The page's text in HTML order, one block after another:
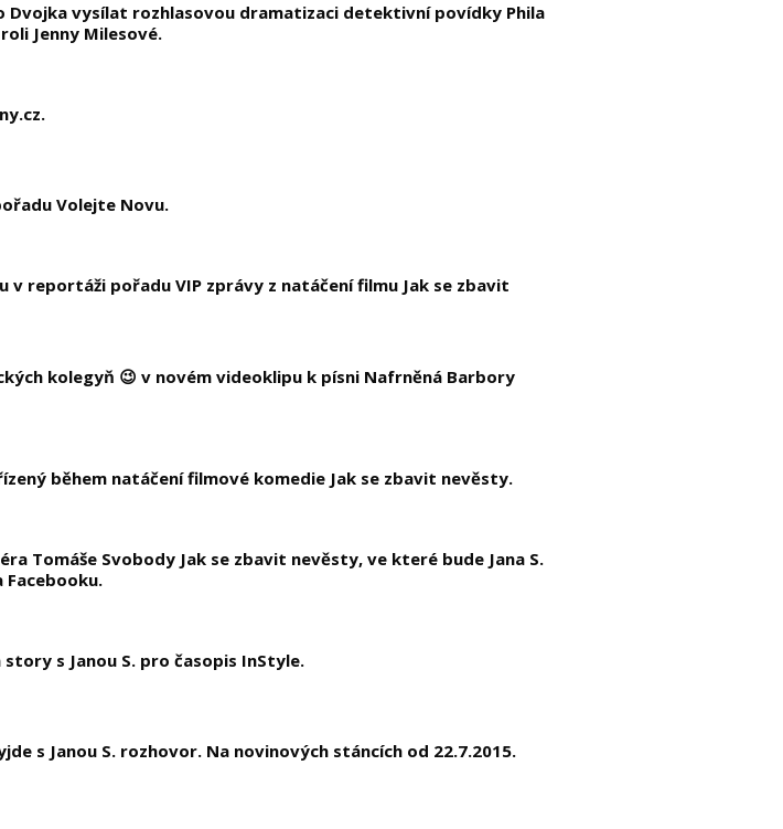
Dvojka vysílat rozhlasovou dramatizaci detektivní povídky Phila
Jenny Milesové.
Volejte Novu.
v reportáži pořadu VIP zprávy z natáčení filmu Jak se zbavit
kolegyň 😉 v novém videoklipu k písni Nafrněná Barbory
během natáčení filmové komedie Jak se zbavit nevěsty.
Tomáše Svobody Jak se zbavit nevěsty, ve které bude Jana S.
s Janou S. pro časopis InStyle.
s Janou S. rozhovor. Na novinových stáncích od 22.7.2015.